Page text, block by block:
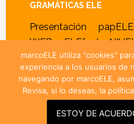
GRAMÁTICAS ELE
Presentación
WEB
ELEfante.
© 2005–2026 ·marcoELE·
cookies y
marcoELE utiliza "cookies"
experiencia a los usuarios de
navegando por marcoELE,
Revisa, si lo deseas, la
ESTOY DE